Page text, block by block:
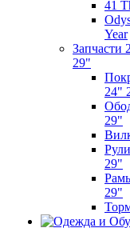
41
Year
Запчасти
29"
24"
29"
29"
29"